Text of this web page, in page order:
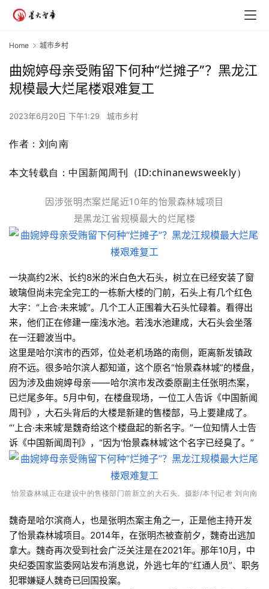
Home 城市乡村
曲婉婷母亲受贿留下何种“烂摊子”？黑龙江
规模最大烂尾楼艰难复工
2023年6月20日 下午1:29 城市乡村
作者： 刘向南
本文转载自：中国新闻周刊（ID:chinanewsweekly）
因涉张明杰案烂尾近10年的怡景森林城项目
是黑龙江省规模最大的烂尾楼
一块高约2米、长约8米的米白色大石头，树立在已经安装了窗
玻璃但尚未完全完工的一栋新大楼的门前，石头上有几个红色
大字：“上合·未来城”。几个工人正围着大石头忙碌着。看得出
来，他们正在修建一座浅水池。若浅水池建成，大石头会坐落
在一汪碧波当中。
这里是哈尔滨市的西郊，位处老机场路的南侧，距离新发镇政
府不远。很多哈尔滨人都知道，这个原名“怡景森林城”的楼盘，
因为涉及曲婉婷母亲——哈尔滨市发改委原副主任张明杰案，
已烂尾多年。5月中旬，在楼盘现场，一位工人告诉《中国新闻
周刊》，大石头背后的大楼是新建的售楼部，马上要建成了。
“‘上合·未来城’是魏奇给这个楼盘起的新名字。”一位知情人士告
诉《中国新闻周刊》，“因为‘怡景森林城’这个名字已经臭了。”
怡景森林城正在建设中的售楼部门前新立的大石头。 摄影/本刊记者 刘向南
魏奇是哈尔滨商人，也是张明杰案主角之一，正是他主持开发
了怡景森林城项目。2014年，在张明杰被查前夕，魏奇出逃加
拿大。魏奇再次受到社会广泛关注是在2021年。那年10月，中
央纪委国家监委网站发布消息说，外逃七年的“红通人员”、职务
犯罪嫌疑人魏奇已回国投案。